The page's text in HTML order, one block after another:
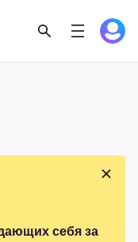
себя за